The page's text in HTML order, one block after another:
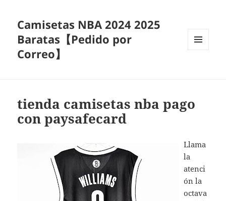
Camisetas NBA 2024 2025
Baratas【Pedido por
Correo】
tienda camisetas nba pago
con paysafecard
Llama
la
atenci
ón la
octava